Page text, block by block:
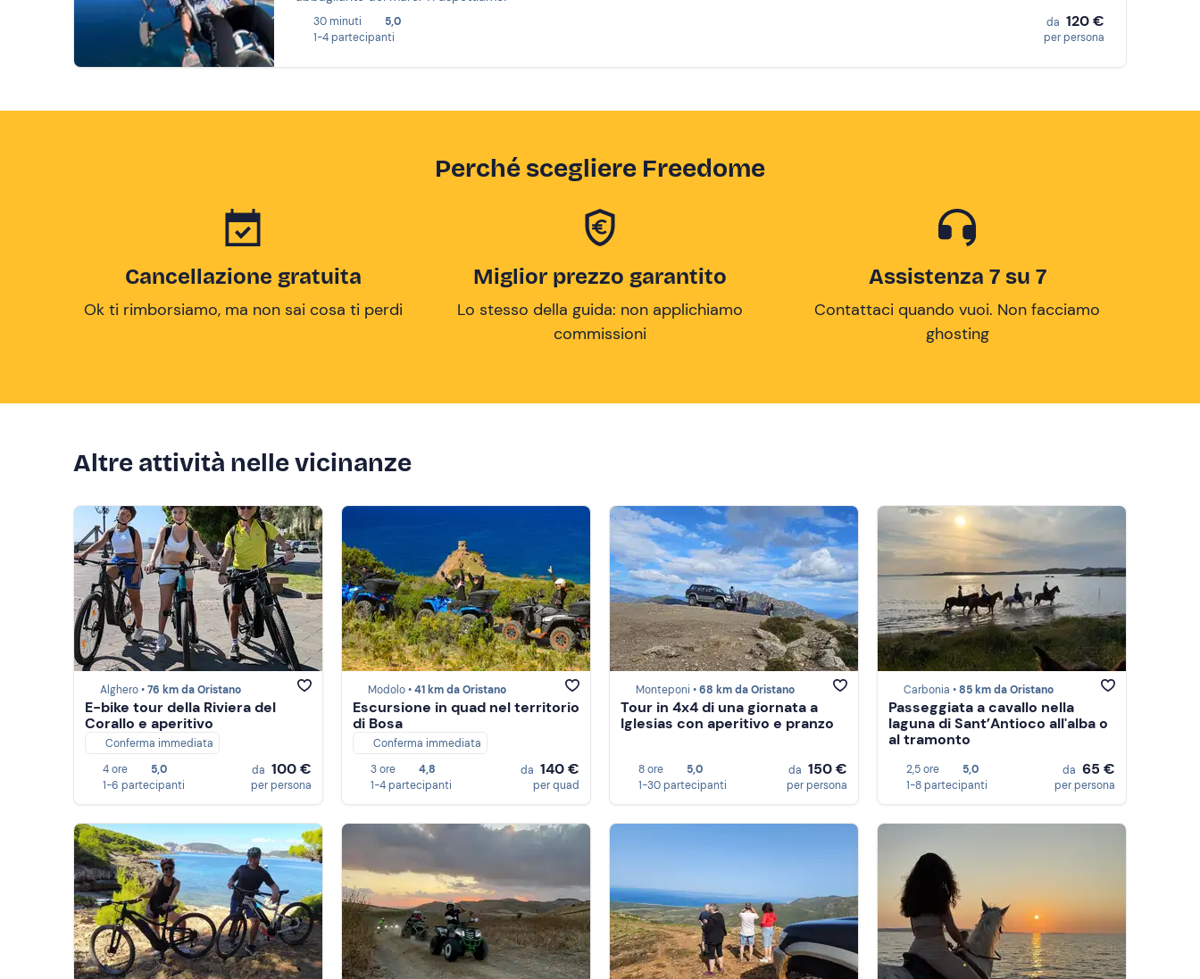
30 minuti
5,0
1-4 partecipanti
da 120 €
per persona
Perché scegliere Freedome
Cancellazione gratuita
Ok ti rimborsiamo, ma non sai cosa ti perdi
Miglior prezzo garantito
Lo stesso della guida: non applichiamo
commissioni
Assistenza 7 su 7
Contattaci quando vuoi. Non facciamo
ghosting
Altre attività nelle vicinanze
Alghero •76 km da Oristano
E-bike tour della Riviera del
Corallo e aperitivo
Conferma immediata
4 ore
5,0
1-6 partecipanti
da 100 €
per persona
Modolo •41 km da Oristano
Escursione in quad nel territorio
di Bosa
Conferma immediata
3 ore
4,8
1-4 partecipanti
da 140 €
per quad
Monteponi •68 km da Oristano
Tour in 4x4 di una giornata a
Iglesias con aperitivo e pranzo
8 ore
5,0
1-30 partecipanti
da 150 €
per persona
Carbonia •85 km da Oristano
Passeggiata a cavallo nella
laguna di Sant’Antioco all'alba o
al tramonto
2,5 ore
5,0
1-8 partecipanti
da 65 €
per persona